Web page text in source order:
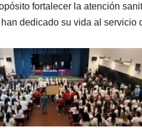
fortalecer la atención
dedicado su vida al servicio